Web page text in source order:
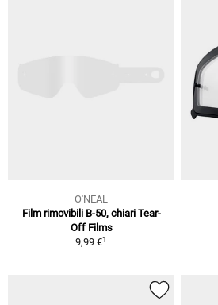
O'NEAL
Film rimovibili B-50, chiari Tear-
Off Films
9,99 €1